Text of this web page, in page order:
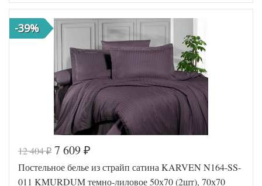
Размер
пододеяльника
160х220
(2шт)
Размер
простыни
50х70
(2шт)
Производитель
Karven
(Турция)
Код товара
570-469
Артикул
FIR8681
5693040
-39%
12 404₽ 7 609 ₽
Постельное белье из страйп сатина KARVEN N164-SS-
011 KMURDUM темно-лиловое 50х70 (2шт), 70х70